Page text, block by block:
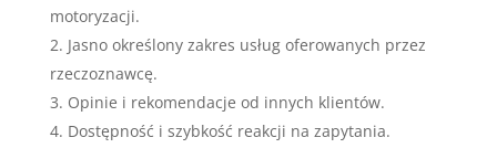
motoryzacji.
Jasno określony zakres usług oferowanych przez
rzeczoznawcę.
Opinie i rekomendacje od innych klientów.
Dostępność i szybkość reakcji na zapytania.